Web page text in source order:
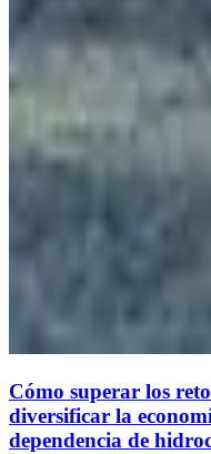
Cómo superar los
diversificar la
dependencia de